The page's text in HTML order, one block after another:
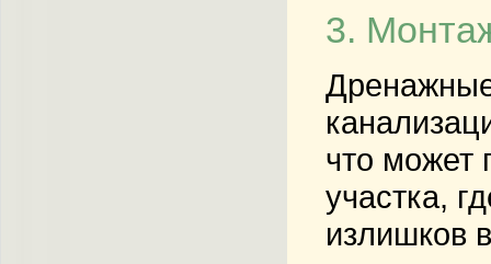
3.
что может
участка,
излишков